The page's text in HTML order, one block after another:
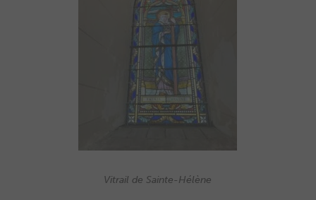
Vitrail de Sainte-Hélène